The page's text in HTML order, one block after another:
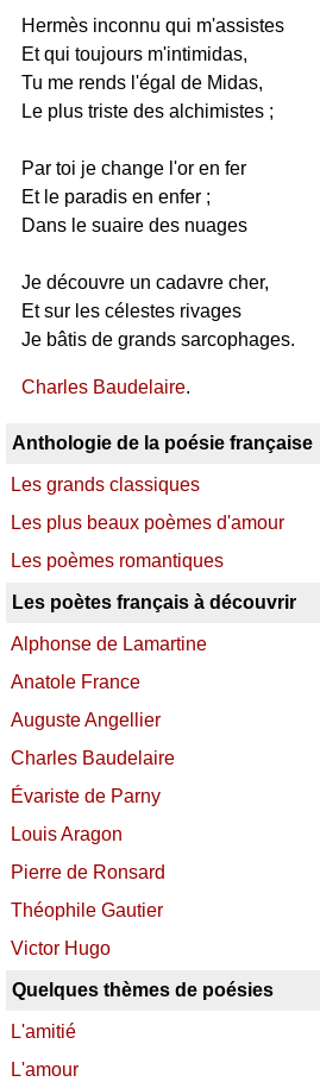
Hermès inconnu qui m'assistes
Et qui toujours m'intimidas,
Tu me rends l'égal de Midas,
Le plus triste des alchimistes ;
Par toi je change l'or en fer
Et le paradis en enfer ;
Dans le suaire des nuages
Je découvre un cadavre cher,
Et sur les célestes rivages
Je bâtis de grands sarcophages.
Charles Baudelaire.
Anthologie de la poésie française
Les grands classiques
Les plus beaux poèmes d'amour
Les poèmes romantiques
Les poètes français à découvrir
Alphonse de Lamartine
Anatole France
Auguste Angellier
Charles Baudelaire
Évariste de Parny
Louis Aragon
Pierre de Ronsard
Théophile Gautier
Victor Hugo
Quelques thèmes de poésies
L'amitié
L'amour